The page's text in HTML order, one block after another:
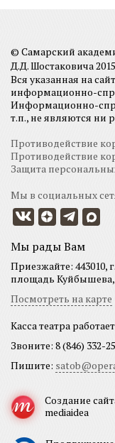
© Самарский
Д.Д. Шостаковича
Вся указанная на
информационно-
Информационно-
т.п., не являются ни
Противодействие
Противодействие
Защита
Мы в социальных
Мы рады Вам
Приезжайте: 443010,
площадь Куйбышева,
Посмотреть на карте
Касса театра
Звоните: 8 (846) 332-
Пишите:
Создание
mediaidea